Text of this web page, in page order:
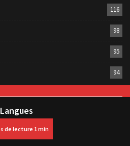
116
98
95
94
Langues